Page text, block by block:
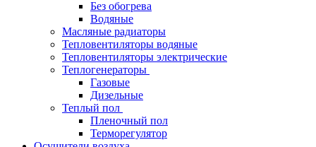
Без обогрева
Водяные
Масляные радиаторы
Тепловентиляторы водяные
Тепловентиляторы электрические
Теплогенераторы
Газовые
Дизельные
Теплый пол
Пленочный пол
Терморегулятор